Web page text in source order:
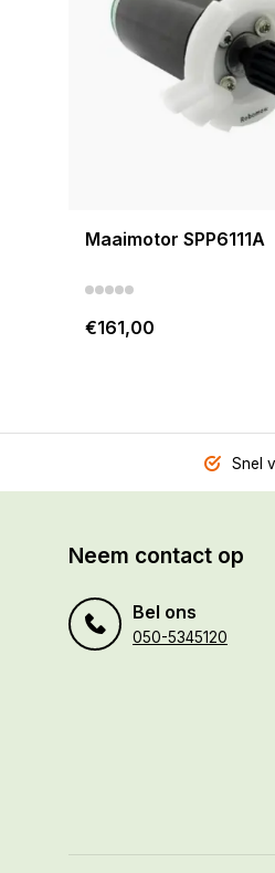
Maaimotor SPP6111A
€161,00
Snel
Neem contact op
Bel ons
050-5345120